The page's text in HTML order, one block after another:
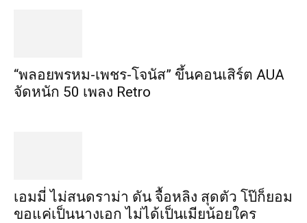
“พลอยพรหม-เพชร-โจนัส” ขึ้นคอนเสิร์ต AUA
จัดหนัก 50 เพลง Retro
เอมมี่ ไม่สนดราม่า ดัน จื้อหลิง สุดตัว โป๊ก็ยอม
ขอแค่เป็นนางเอก ไม่ได้เป็นเมียน้อยใคร